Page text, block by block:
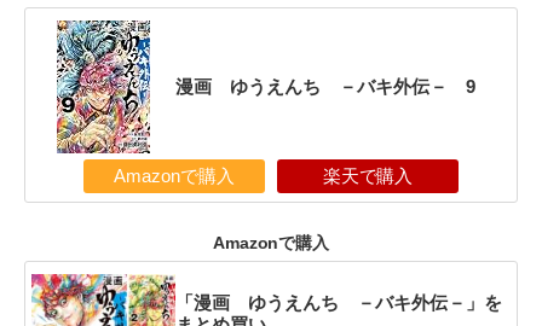
漫画 ゆうえんち －バキ外伝－ 9
Amazonで購入 楽天で購入
Amazonで購入
「漫画 ゆうえんち －バキ外伝－」を